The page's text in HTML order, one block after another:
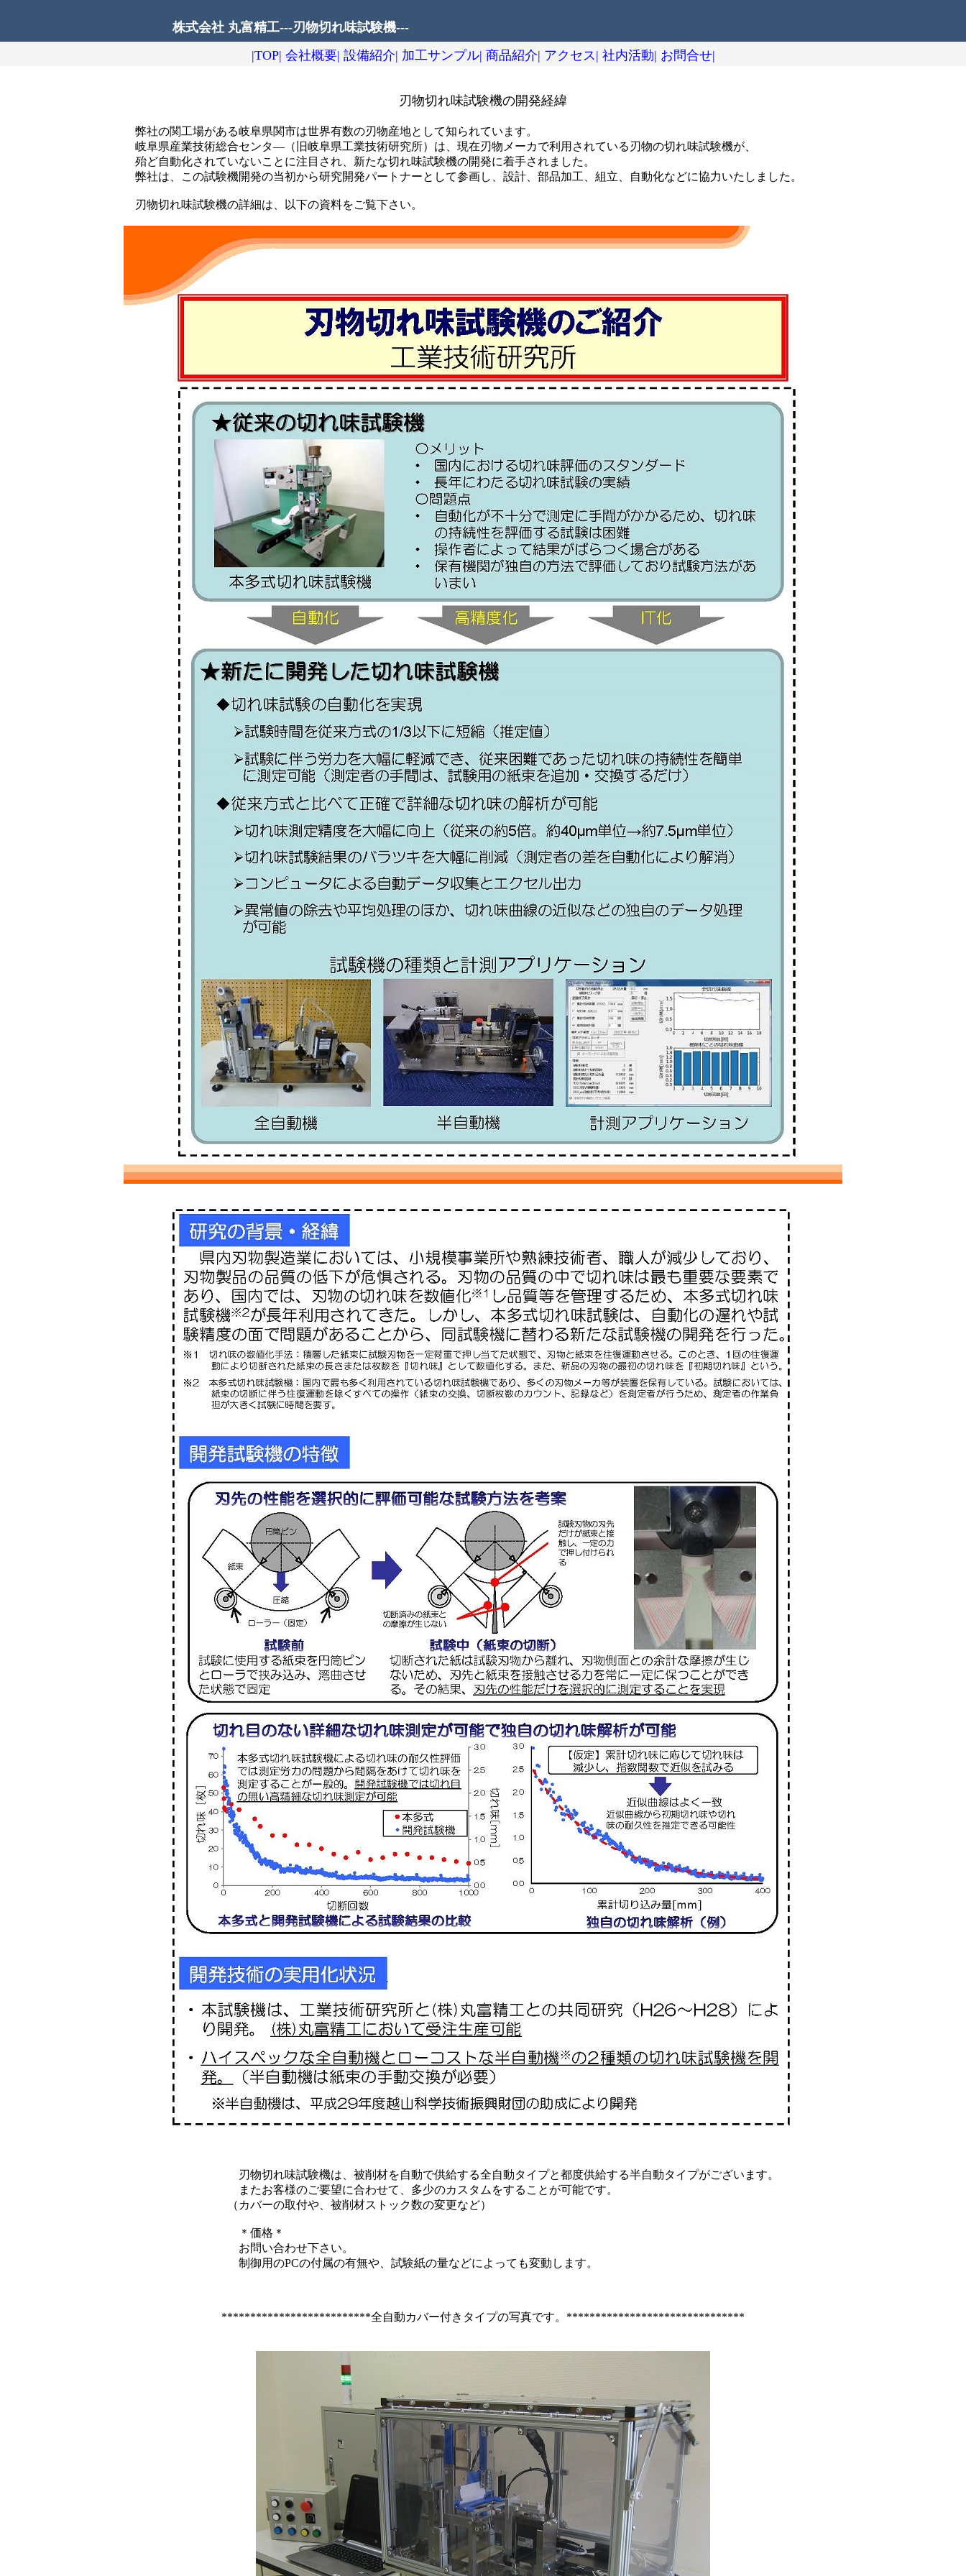
株式会社 丸富精工---刃物切れ味試験機---
|TOP| 会社概要| 設備紹介| 加工サンプル| 商品紹介| アクセス| 社内活動| お問合せ|
刃物切れ味試験機の開発経緯
弊社の関工場がある岐阜県関市は世界有数の刃物産地として知られています。
岐阜県産業技術総合センタ―（旧岐阜県工業技術研究所）は、現在刃物メーカで利用されている刃物の切れ味試験機が、
殆ど自動化されていないことに注目され、新たな切れ味試験機の開発に着手されました。
弊社は、この試験機開発の当初から研究開発パートナーとして参画し、設計、部品加工、組立、自動化などに協力いたしました。
刃物切れ味試験機の詳細は、以下の資料をご覧下さい。
刃物切れ味試験機は、被削材を自動で供給する全自動タイプと都度供給する半自動タイプがございます。
またお客様のご要望に合わせて、多少のカスタムをすることが可能です。
（カバーの取付や、被削材ストック数の変更など）
＊価格＊
お問い合わせ下さい。
制御用のPCの付属の有無や、試験紙の量などによっても変動します。
**************************全自動カバー付きタイプの写真です。*******************************